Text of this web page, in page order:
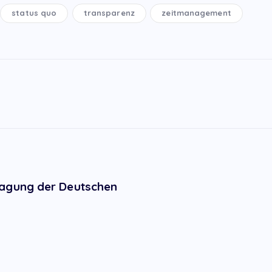
status quo transparenz zeitmanagement
der Deutschen